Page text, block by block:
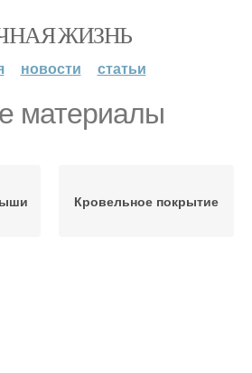
ЖИЗНЬ
новости статьи
материалы
Кровельное покрытие